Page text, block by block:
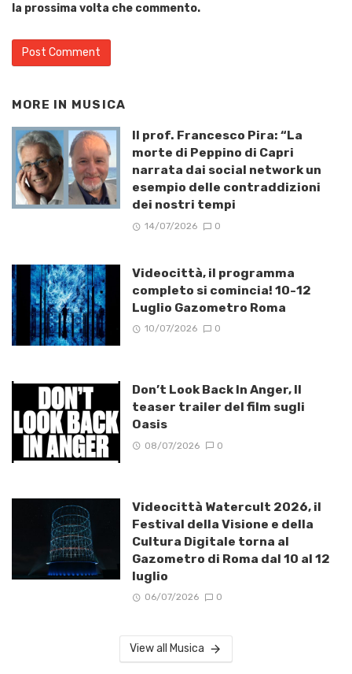
la prossima volta che commento.
MORE IN MUSICA
Il prof. Francesco Pira: “La
morte di Peppino di Capri
narrata dai social network un
esempio delle contraddizioni
dei nostri tempi
14/07/2026 0
Videocittà, il programma
completo si comincia! 10-12
Luglio Gazometro Roma
10/07/2026 0
Don’t Look Back In Anger, Il
teaser trailer del film sugli
Oasis
08/07/2026 0
Videocittà Watercult 2026, il
Festival della Visione e della
Cultura Digitale torna al
Gazometro di Roma dal 10 al 12
luglio
06/07/2026 0
View all Musica